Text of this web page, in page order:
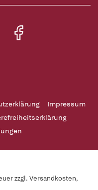
Impressum
zzgl. Versandkosten,